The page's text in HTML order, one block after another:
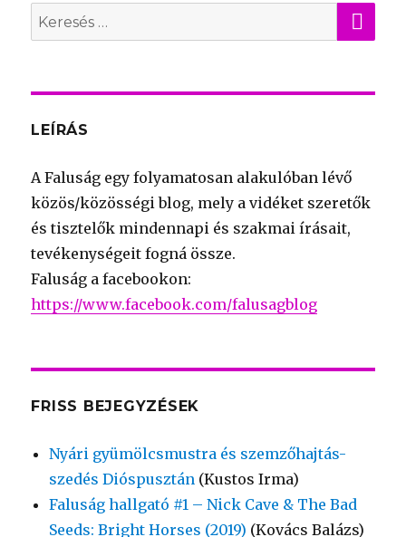
Search
for:
LEÍRÁS
A Faluság egy folyamatosan alakulóban lévő
közös/közösségi blog, mely a vidéket szeretők
és tisztelők mindennapi és szakmai írásait,
tevékenységeit fogná össze.
Faluság a facebookon:
https://www.facebook.com/falusagblog
FRISS BEJEGYZÉSEK
Nyári gyümölcsmustra és szemzőhajtás-
szedés Dióspusztán (Kustos Irma)
Faluság hallgató #1 – Nick Cave & The Bad
Seeds: Bright Horses (2019) (Kovács Balázs)